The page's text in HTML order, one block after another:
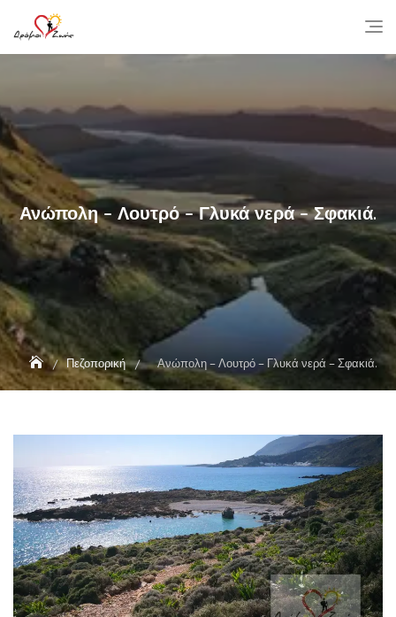
content
Ανώπολη – Λουτρό – Γλυκά νερά – Σφακιά.
Πεζοπορική Ανώπολη – Λουτρό – Γλυκά νερά – Σφακιά.